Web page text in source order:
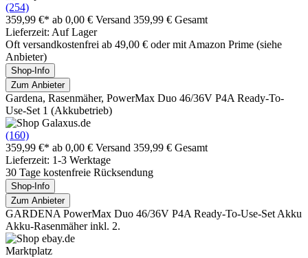
(254)
359,99 €* ab 0,00 € Versand 359,99 € Gesamt
Lieferzeit: Auf Lager
Oft versandkostenfrei ab 49,00 € oder mit Amazon Prime (siehe
Anbieter)
Shop-Info
Zum Anbieter
Gardena, Rasenmäher, PowerMax Duo 46/36V P4A Ready-To-
Use-Set 1 (Akkubetrieb)
(160)
359,99 €* ab 0,00 € Versand 359,99 € Gesamt
Lieferzeit: 1-3 Werktage
30 Tage kostenfreie Rücksendung
Shop-Info
Zum Anbieter
GARDENA PowerMax Duo 46/36V P4A Ready-To-Use-Set Akku
Akku-Rasenmäher inkl. 2.
Marktplatz